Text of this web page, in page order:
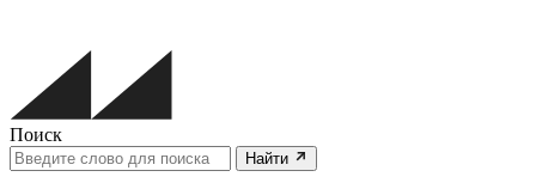
Поиск
Найти